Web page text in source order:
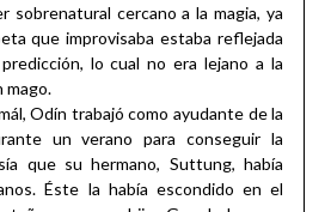
sobrenatural cercano a la magia, ya
que improvisaba estaba reflejada
lo cual no era lejano a la
mago.
Odín trabajó como ayudante de la
un verano para conseguir la
que su hermano, Suttung, había
Éste la había escondido en el